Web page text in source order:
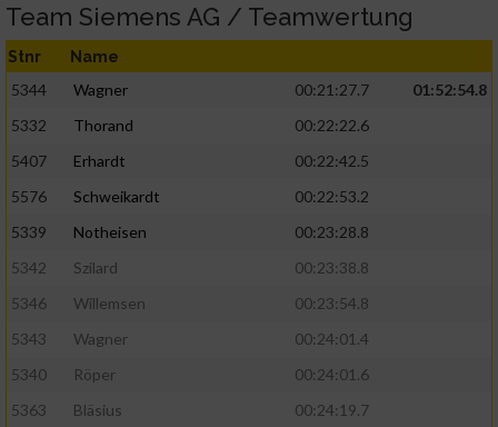
Team Siemens AG / Teamwertung
Stnr Name
5344 Wagner 00:21:27.7
01:52:54.8
5332
Thorand
00:22:22.6
5407
Erhardt
00:22:42.5
5576
Schweikardt
00:22:53.2
5339
Notheisen
00:23:28.8
5342
Szilard
00:23:38.8
5346
Willemsen
00:23:54.8
5343
Wagner
00:24:01.4
5340
Röper
00:24:01.6
5363
Bläsius
00:24:19.7